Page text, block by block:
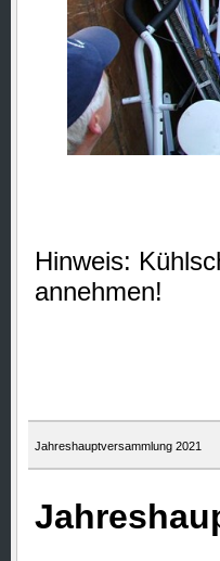
Hinweis:
annehmen!
Jahreshauptversammlung 2021